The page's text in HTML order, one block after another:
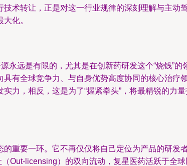
术转让，正是对这一行业规律的深刻理解与主动
化。
永远是有限的，尤其是在创新药研发这个“烧钱”
有全球竞争力、与自身优势高度协同的核心治
力，相反，这是为了“握紧拳头”，将最精锐的力
重要一环。它不再仅仅将自己定位为产品的研发
Out-licensing）的双向流动，复星医药活跃于全